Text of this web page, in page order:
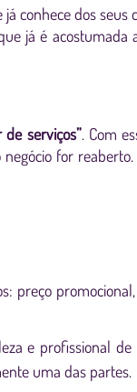
conhece dos seus
já é acostumada
de serviços”. Com
for reaberto.
preço
e profissional de
uma das partes.